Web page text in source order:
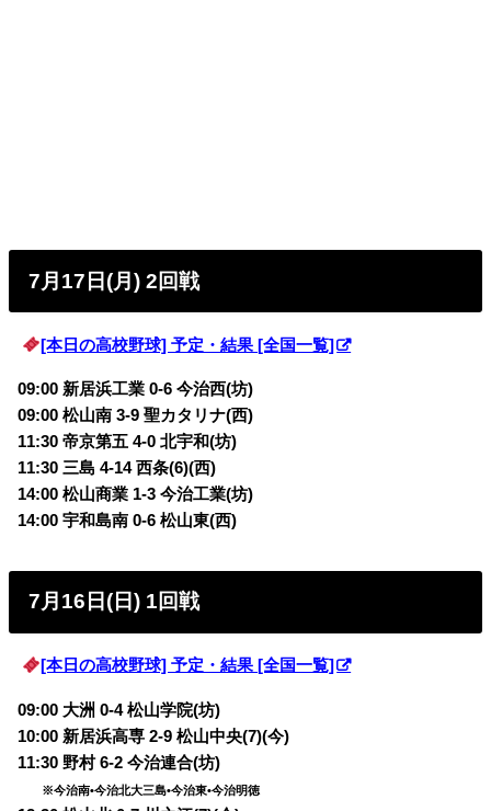
7月17日(月) 2回戦
[本日の高校野球] 予定・結果 [全国一覧]
09:00 新居浜工業 0-6 今治西(坊)
09:00 松山南 3-9 聖カタリナ(西)
11:30 帝京第五 4-0 北宇和(坊)
11:30 三島 4-14 西条(6)(西)
14:00 松山商業 1-3 今治工業(坊)
14:00 宇和島南 0-6 松山東(西)
7月16日(日) 1回戦
[本日の高校野球] 予定・結果 [全国一覧]
09:00 大洲 0-4 松山学院(坊)
10:00 新居浜高専 2-9 松山中央(7)(今)
11:30 野村 6-2 今治連合(坊)
※今治南•今治北大三島•今治東•今治明徳